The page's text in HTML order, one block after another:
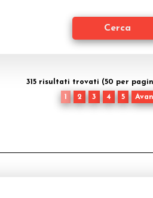
315 risultati trovati (50 per
1
2 3 4 5